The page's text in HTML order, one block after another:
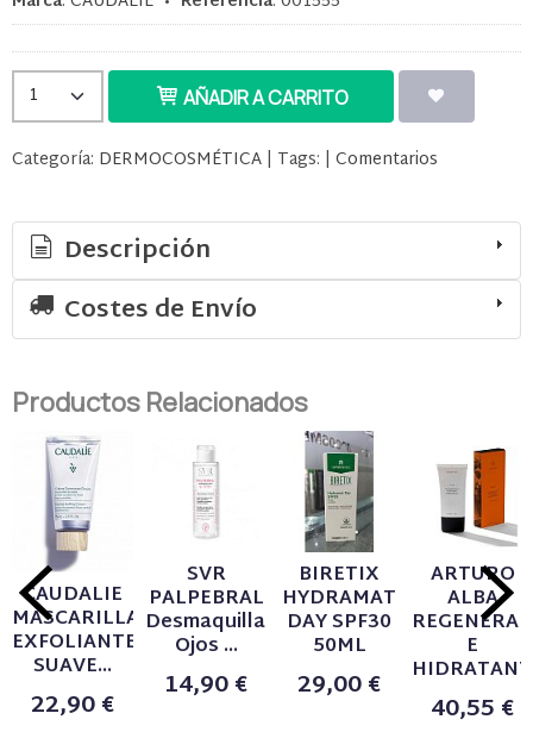
AÑADIR A CARRITO
Categoría: DERMOCOSMÉTICA | Tags: | Comentarios
Descripción
Costes de Envío
Productos Relacionados
CAUDALIE
MASCARILLA
EXFOLIANTE
SUAVE...
22,90 €
SVR
PALPEBRAL
Desmaquillante
Ojos ...
14,90 €
BIRETIX
HYDRAMAT
DAY SPF30
50ML
29,00 €
ARTURO
ALBA
E
40,55 €